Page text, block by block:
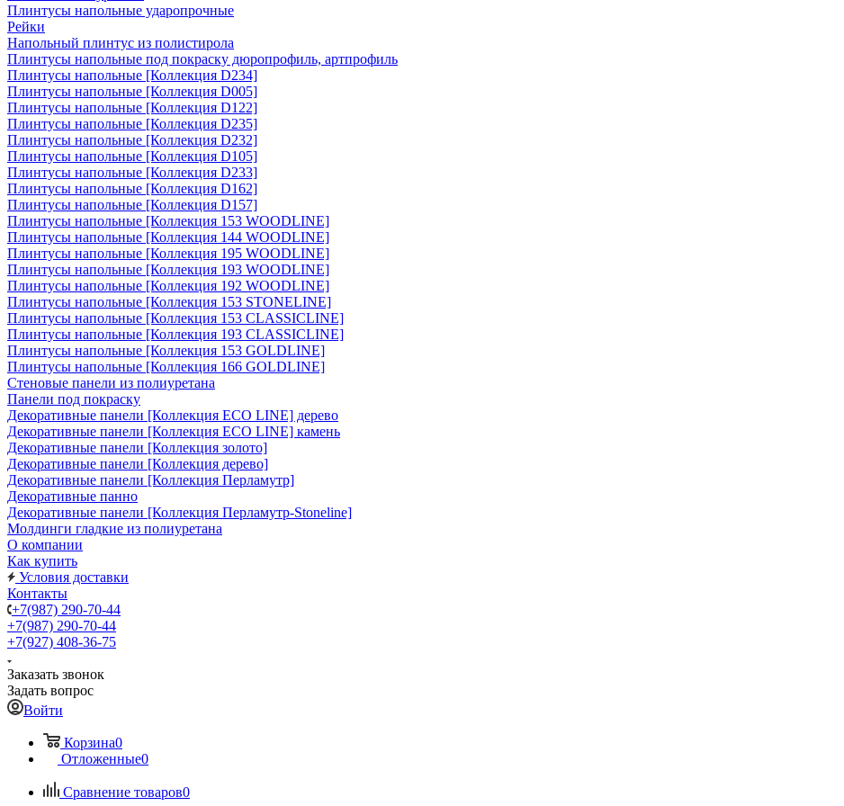
Плинтусы напольные ударопрочные
Рейки
Напольный плинтус из полистирола
Плинтусы напольные под покраску дюропрофиль, артпрофиль
Плинтусы напольные [Коллекция D234]
Плинтусы напольные [Коллекция D005]
Плинтусы напольные [Коллекция D122]
Плинтусы напольные [Коллекция D235]
Плинтусы напольные [Коллекция D232]
Плинтусы напольные [Коллекция D105]
Плинтусы напольные [Коллекция D233]
Плинтусы напольные [Коллекция D162]
Плинтусы напольные [Коллекция D157]
Плинтусы напольные [Коллекция 153 WOODLINE]
Плинтусы напольные [Коллекция 144 WOODLINE]
Плинтусы напольные [Коллекция 195 WOODLINE]
Плинтусы напольные [Коллекция 193 WOODLINE]
Плинтусы напольные [Коллекция 192 WOODLINE]
Плинтусы напольные [Коллекция 153 STONELINE]
Плинтусы напольные [Коллекция 153 CLASSICLINE]
Плинтусы напольные [Коллекция 193 CLASSICLINE]
Плинтусы напольные [Коллекция 153 GOLDLINE]
Плинтусы напольные [Коллекция 166 GOLDLINE]
Стеновые панели из полиуретана
Панели под покраску
Декоративные панели [Коллекция ECO LINE] дерево
Декоративные панели [Коллекция ECO LINE] камень
Декоративные панели [Коллекция золото]
Декоративные панели [Коллекция дерево]
Декоративные панели [Коллекция Перламутр]
Декоративные панно
Декоративные панели [Коллекция Перламутр-Stoneline]
Молдинги гладкие из полиуретана
О компании
Как купить
Условия доставки
Контакты
+7(987) 290-70-44
+7(987) 290-70-44
+7(927) 408-36-75
Заказать звонок
Задать вопрос
Войти
Корзина0
Отложенные0
Сравнение товаров0